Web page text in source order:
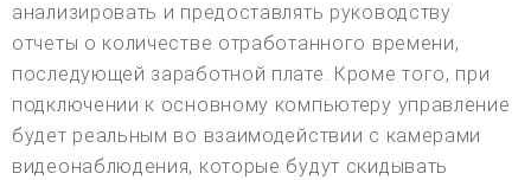
анализировать и предоставлять руководству
отчеты о количестве отработанного времени,
последующей заработной плате. Кроме того, при
подключении к основному компьютеру управление
будет реальным во взаимодействии с камерами
видеонаблюдения, которые будут скидывать